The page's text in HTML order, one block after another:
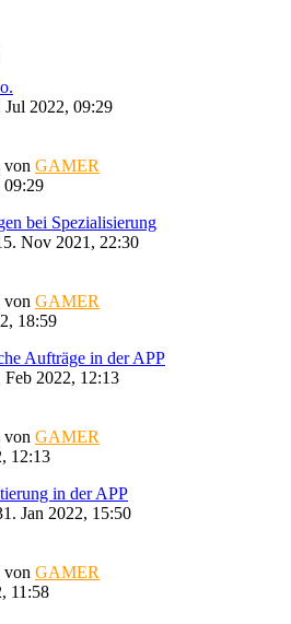
Jul 2022, 09:29
von GAMER
09:29
bei Spezialisierung
Nov 2021, 22:30
von GAMER
18:59
Aufträge in der APP
2022, 12:13
von GAMER
12:13
in der APP
Jan 2022, 15:50
von GAMER
11:58